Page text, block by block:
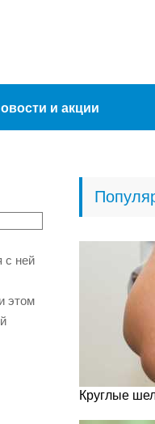
и акции
с ней
этом
Круглые